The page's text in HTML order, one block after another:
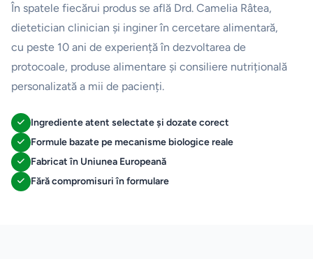
În spatele fiecărui produs se află Drd. Camelia Râtea,
dietetician clinician și inginer în cercetare alimentară,
cu peste 10 ani de experiență în dezvoltarea de
protocoale, produse alimentare și consiliere nutrițională
personalizată a mii de pacienți.
Ingrediente atent selectate și dozate corect
Formule bazate pe mecanisme biologice reale
Fabricat în Uniunea Europeană
Fără compromisuri în formulare